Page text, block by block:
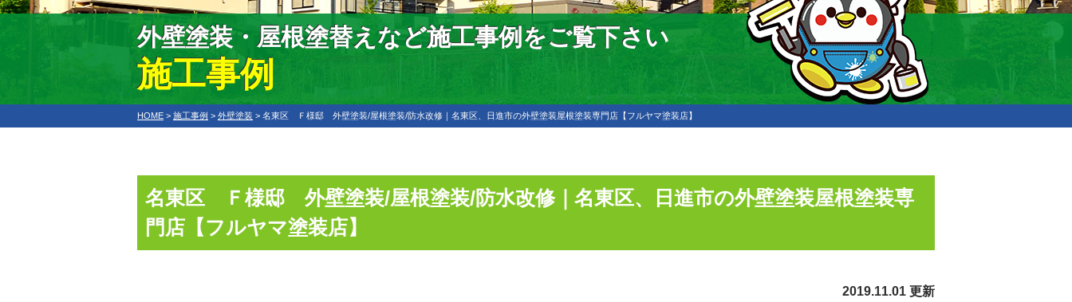
外壁塗装・屋根塗替えなど施工事例をご覧下さい
施工事例
HOME > 施工事例 > 外壁塗装 > 名東区 Ｆ様邸 外壁塗装/屋根塗装/防水改修｜名東区、日進市の外壁塗装屋根塗装専門店【フルヤマ塗装店】
名東区 Ｆ様邸 外壁塗装/屋根塗装/防水改修｜名東区、日進市の外壁塗装屋根塗装専
門店【フルヤマ塗装店】
2019.11.01 更新